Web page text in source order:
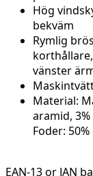
Hög
bekväm
Rymlig
korthållare,
vänster
Material:
aramid,
Foder:
EAN-13 or JAN